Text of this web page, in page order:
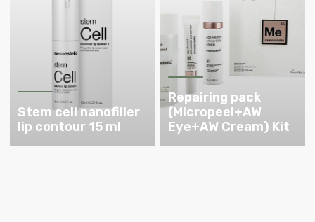
Stem cell nanofiller
lip contour 15 ml
Repairing pack
(Micropeel+AW
Eye+AW Cream) Kit